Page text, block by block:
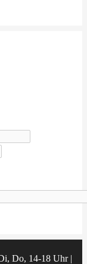
Do, 14-18 Uhr |